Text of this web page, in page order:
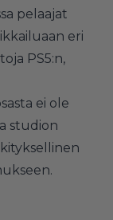
pelaajat
eri
PS5:n,
ei ole
studion